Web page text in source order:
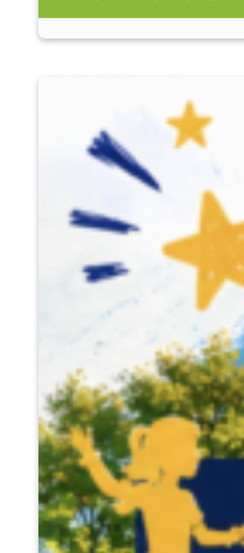
evau
united